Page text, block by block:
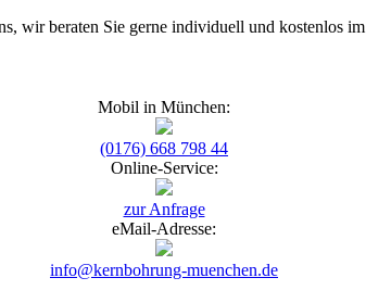
wir beraten Sie gerne individuell und kostenlos
Mobil in München:
(0176) 668 798 44
Online-Service:
zur Anfrage
eMail-Adresse:
info@kernbohrung-muenchen.de